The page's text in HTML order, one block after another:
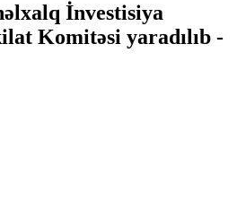
İnvestisiya
Komitəsi yaradılıb -